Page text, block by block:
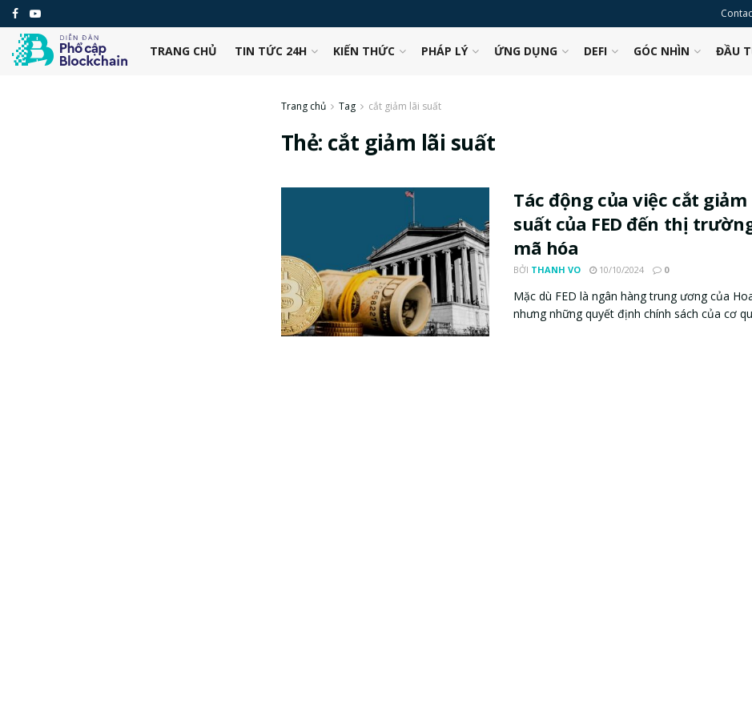
TRANG CHỦ TIN TỨC 24H KIẾN THỨC PHÁP LÝ ỨNG DỤNG DEFI GÓC NHÌN ĐẦU
Trang chủ Tag cắt giảm lãi suất
Thẻ: cắt giảm lãi suất
Tác động của việc cắt
suất của FED đến thị
mã hóa
BỞI THANH VO 10/10/2024 0
Mặc dù FED là ngân hàng trung ương của
nhưng những quyết định chính sách của cơ